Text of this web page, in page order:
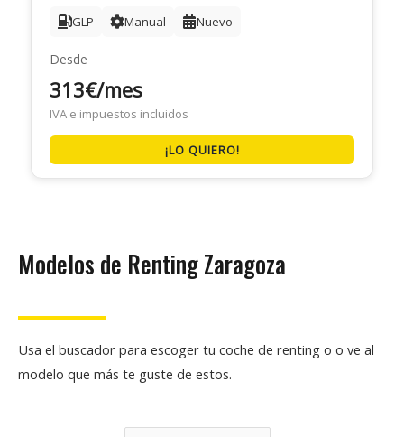
GLP Manual Nuevo
Desde
313€/mes
IVA e impuestos incluidos
¡LO QUIERO!
Modelos de Renting Zaragoza
Usa el buscador para escoger tu coche de renting o o ve al
modelo que más te guste de estos.